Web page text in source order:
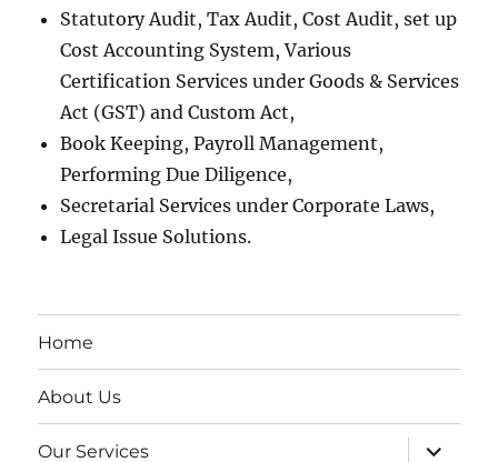
Statutory Audit, Tax Audit, Cost Audit, set up
Cost Accounting System, Various
Certification Services under Goods & Services
Act (GST) and Custom Act,
Book Keeping, Payroll Management,
Performing Due Diligence,
Secretarial Services under Corporate Laws,
Legal Issue Solutions.
Home
About Us
Our Services
expand